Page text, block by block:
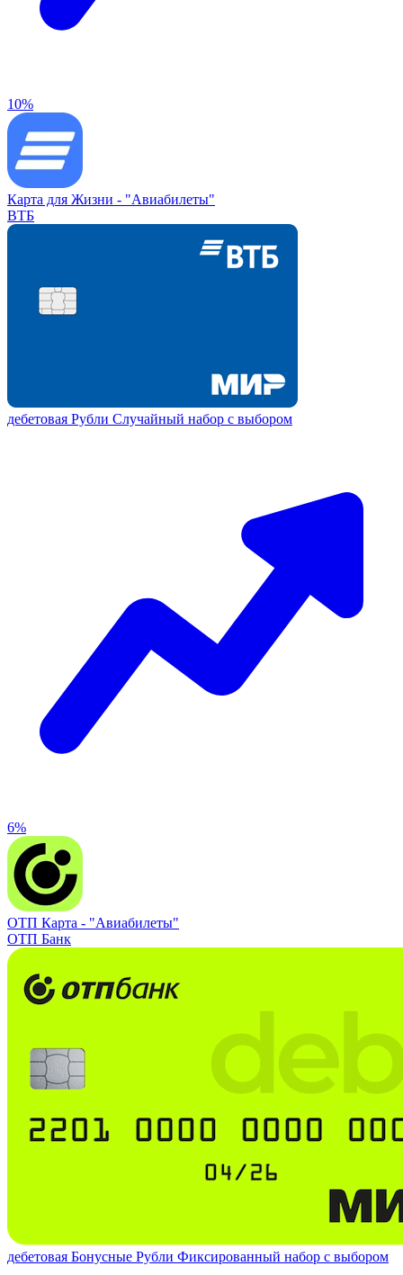
10%
Карта для Жизни - "Авиабилеты"
ВТБ
дебетовая Рубли Случайный набор с выбором
6%
ОТП Карта - "Авиабилеты"
ОТП Банк
дебетовая Бонусные Рубли Фиксированный набор с выбором